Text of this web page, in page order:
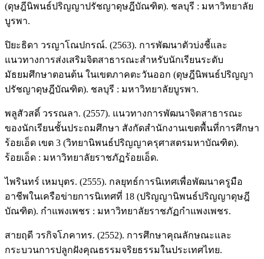
(ดุษฎีนิพนธ์ปริญญาปรัชญาดุษฎีบัณฑิต). ชลบุรี : มหาวิทยาลัย
บูรพา.
ปิยะธิดา วรญาโณปกรณ์. (2563). การพัฒนาตัวบ่งชี้และ
แนวทางการส่งเสริมจิตสาธารณะสำหรับนักเรียนระดับ
มัธยมศึกษาตอนต้น ในเขตภาคตะวันออก (ดุษฎีนิพนธ์ปริญญา
ปรัชญาดุษฎีบัณฑิต). ชลบุรี : มหาวิทยาลัยบูรพา.
พลูสัวสดิ์ วรรณลา. (2557). แนวทางการพัฒนาจิตสาธารณะ
ของนักเรียนชั้นประถมศึกษา สังกัดสำนักงานเขตพื้นที่การศึกษา
ร้อยเอ็ด เขต 3 (วิทยานิพนธ์ปริญญาครุศาสตรมหาบัณฑิต).
ร้อยเอ็ด : มหาวิทยาลัยราชภัฏร้อยเอ็ด.
ไพรินทร์ เหมบุตร. (2555). กลยุทธ์การนิเทศเพื่อพัฒนาครูมือ
อาชีพในเครือข่ายการนิเทศที่ 18 (ปริญญานิพนธ์ปริญญาดุษฎี
บัณฑิต). กำแพงเพชร : มหาวิทยาลัยราชภัฏกำแพงเพชร.
สายฤดี วรกิจโภคาทร. (2552). การศึกษาคุณลักษณะและ
กระบวนการปลูกฝังคุณธรรมจริยธรรมในประเทศไทย.